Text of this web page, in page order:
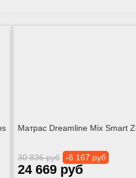
Матрас Dreamline Mix Smart
30 836 руб -6 167 руб
24 669 руб